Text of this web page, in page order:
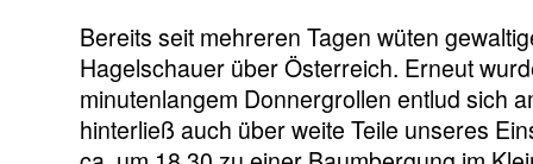
Bereits seit mehreren Tagen wüten
Hagelschauer über Österreich. Erneut
minutenlangem Donnergrollen entlud sich
hinterließ auch über weite Teile unseres